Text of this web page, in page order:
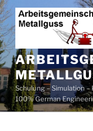
Zum
Inhalt
springen
Schulung – Simulation
100% German